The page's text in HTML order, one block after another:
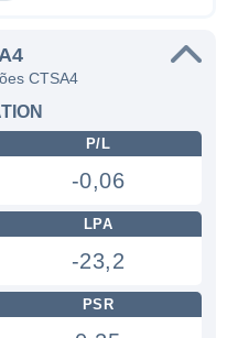
CTSA4
P/L
-0,06
LPA
-23,2
PSR